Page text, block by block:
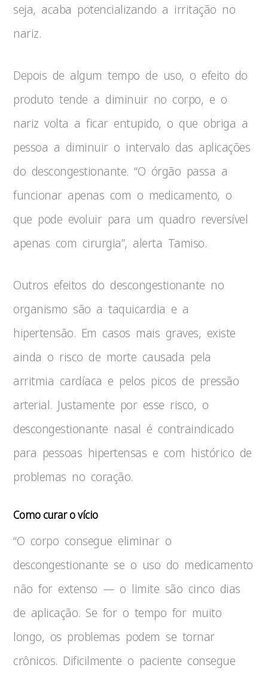
seja, acaba potencializando a irritação no
nariz.
Depois de algum tempo de uso, o efeito do
produto tende a diminuir no corpo, e o
nariz volta a ficar entupido, o que obriga a
pessoa a diminuir o intervalo das aplicações
do descongestionante. “O órgão passa a
funcionar apenas com o medicamento, o
que pode evoluir para um quadro reversível
apenas com cirurgia”, alerta Tamiso.
Outros efeitos do descongestionante no
organismo são a taquicardia e a
hipertensão. Em casos mais graves, existe
ainda o risco de morte causada pela
arritmia cardíaca e pelos picos de pressão
arterial. Justamente por esse risco, o
descongestionante nasal é contraindicado
para pessoas hipertensas e com histórico de
problemas no coração.
Como curar o vício
“O corpo consegue eliminar o
descongestionante se o uso do medicamento
não for extenso — o limite são cinco dias
de aplicação. Se for o tempo for muito
longo, os problemas podem se tornar
crônicos. Dificilmente o paciente consegue